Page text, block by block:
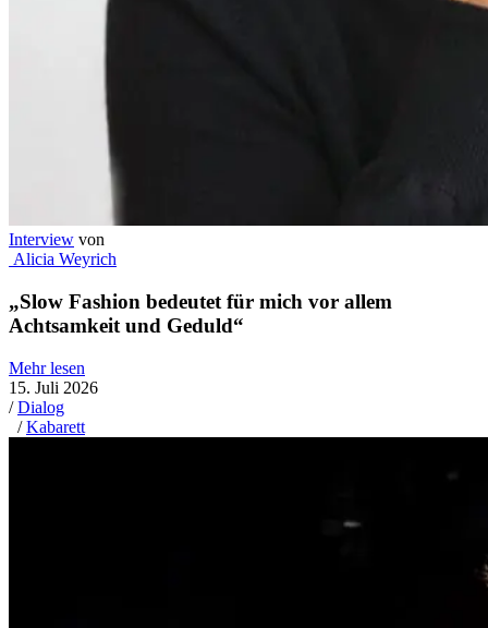
Interview von
Alicia Weyrich
„Slow Fashion bedeutet für mich vor allem
Achtsamkeit und Geduld“
Mehr lesen
15. Juli 2026
/Dialog
/Kabarett